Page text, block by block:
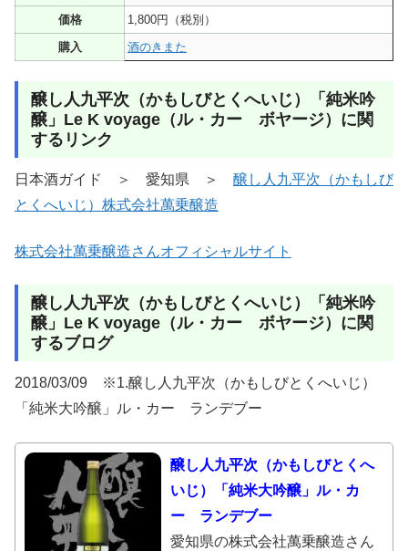
価格
1,800円（税別）
購入
酒のきまた
醸し人九平次（かもしびとくへいじ）「純米吟
醸」Le K voyage（ル・カー ボヤージ）に関
するリンク
日本酒ガイド ＞ 愛知県 ＞ 醸し人九平次（かもしび
とくへいじ）株式会社萬乗醸造
株式会社萬乗醸造さんオフィシャルサイト
醸し人九平次（かもしびとくへいじ）「純米吟
醸」Le K voyage（ル・カー ボヤージ）に関
するブログ
2018/03/09 ※1.醸し人九平次（かもしびとくへいじ）
「純米大吟醸」ル・カー ランデブー
醸し人九平次（かもしびとくへ
いじ）「純米大吟醸」ル・カ
ー ランデブー
愛知県の株式会社萬乗醸造さん